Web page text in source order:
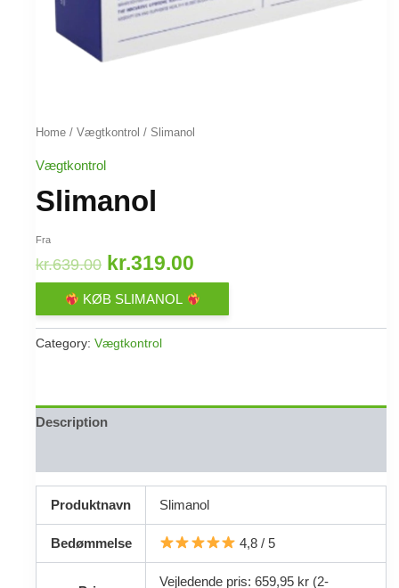
Home / Vægtkontrol / Slimanol
Vægtkontrol
Slimanol
Fra
kr.639.00 Original
price
was:
kr.639.00.
kr.319.00
price
is:
KØB SLIMANOL
Category: Vægtkontrol
Description
Produktnavn Slimanol
Bedømmelse 4,8 / 5
Vejledende pris: 659,95 kr (2-